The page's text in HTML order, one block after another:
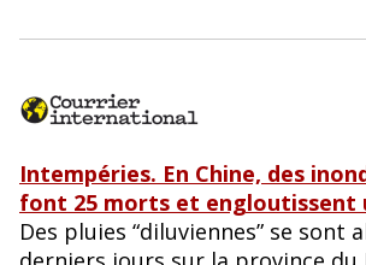
Intempéries. En Chine, des
font 25 morts et engloutissent
Des pluies “diluviennes” se sont